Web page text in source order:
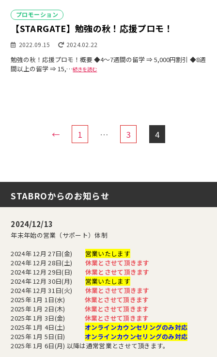
カ
テ
ゴ
ー
プロモーション
【STARGATE】勉強の秋！応援プロモ！
2022.09.15 2024.02.22
勉強の秋！応援プロモ！概要 ◆4～7週間の留学 ⇒ 5,000円割引 ◆8週
間以上の留学 ⇒ 15,…続きを読む
の
ペ
ー
ジ
送
り
← 1 … 3 4
STABROからのお知らせ
2024/12/13
年末年始の営業（サポート）体制
2024年 12月 27日(金) 営業いたします
2024年 12月 28日(土) 休業とさせて頂きます
2024年 12月 29日(日) 休業とさせて頂きます
2024年 12月 30日(月) 営業いたします
2024年 12月 31日(火) 休業とさせて頂きます
2025年 1月 1日(水) 休業とさせて頂きます
2025年 1月 2日(木) 休業とさせて頂きます
2025年 1月 3日(金) 休業とさせて頂きます
2025年 1月 4日(土) オンラインカウンセリングのみ対応
2025年 1月 5日(日) オンラインカウンセリングのみ対応
2025年 1月 6日(月) 以降は通常営業とさせて頂きます。